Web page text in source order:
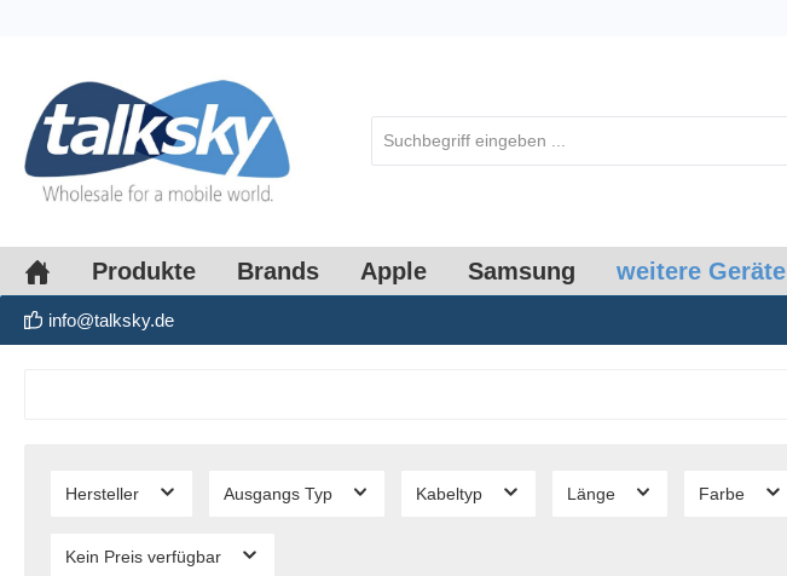
Produkte Brands Apple Samsung weitere Geräte
info@talksky.de
Hersteller Ausgangs Typ Kabeltyp Länge Farbe
Kein Preis verfügbar